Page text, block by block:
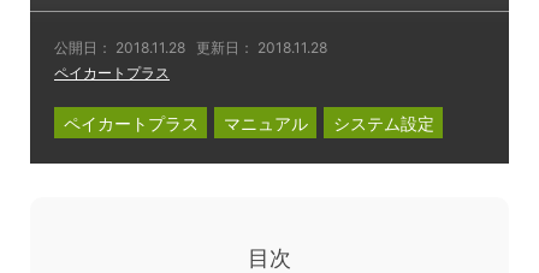
公開日： 2018.11.28 更新日： 2018.11.28
ペイカートプラス
ペイカートプラス マニュアル システム設定
目次